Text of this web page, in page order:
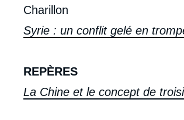
Charillon
Syrie : un conflit gelé en
REPÈRES
La Chine et le concept de